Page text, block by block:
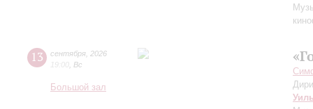
13 сентября 2026
19:00 Вс
Большой зал